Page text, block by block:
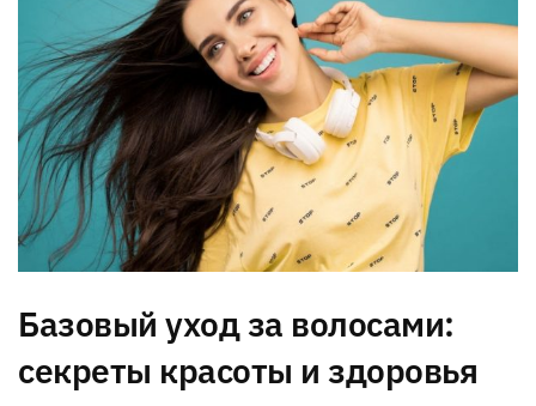
Базовый уход за волосами:
секреты красоты и здоровья